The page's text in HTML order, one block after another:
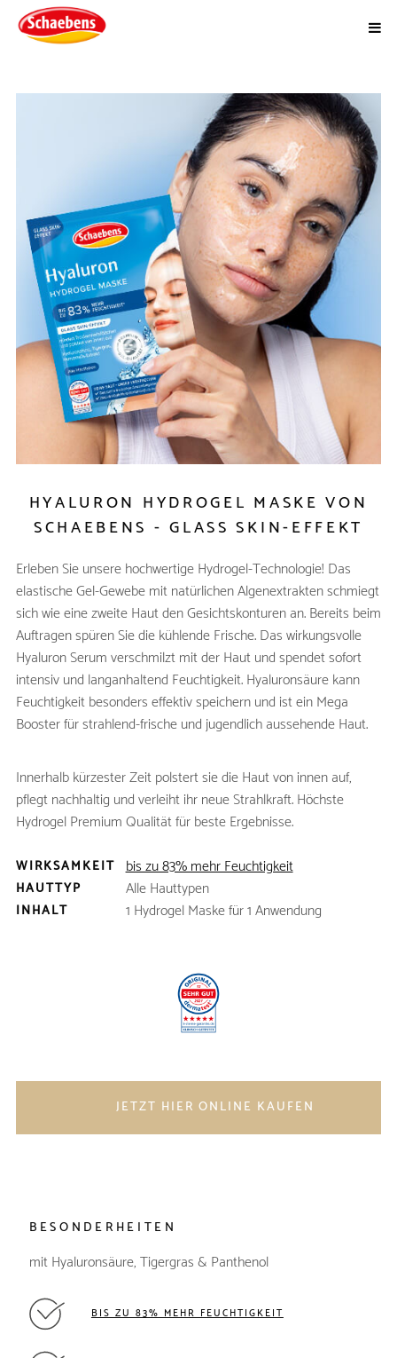
HYALURON HYDROGEL MASKE VON
SCHAEBENS - GLASS SKIN-EFFEKT
Erleben Sie unsere hochwertige Hydrogel-Technologie! Das
elastische Gel-Gewebe mit natürlichen Algenextrakten schmiegt
sich wie eine zweite Haut den Gesichtskonturen an. Bereits beim
Auftragen spüren Sie die kühlende Frische. Das wirkungsvolle
Hyaluron Serum verschmilzt mit der Haut und spendet sofort
intensiv und langanhaltend Feuchtigkeit. Hyaluronsäure kann
Feuchtigkeit besonders effektiv speichern und ist ein Mega
Booster für strahlend-frische und jugendlich aussehende Haut.
Innerhalb kürzester Zeit polstert sie die Haut von innen auf,
pflegt nachhaltig und verleiht ihr neue Strahlkraft. Höchste
Hydrogel Premium Qualität für beste Ergebnisse.
WIRKSAMKEIT bis zu 83% mehr Feuchtigkeit
HAUTTYP Alle Hauttypen
INHALT 1 Hydrogel Maske für 1 Anwendung
JETZT HIER ONLINE KAUFEN
BESONDERHEITEN
mit Hyaluronsäure, Tigergras & Panthenol
BIS ZU 83% MEHR FEUCHTIGKEIT